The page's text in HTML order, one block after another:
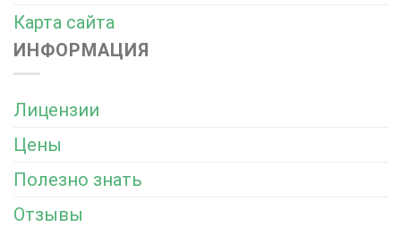
Карта сайта
ИНФОРМАЦИЯ
Лицензии
Цены
Полезно знать
Отзывы